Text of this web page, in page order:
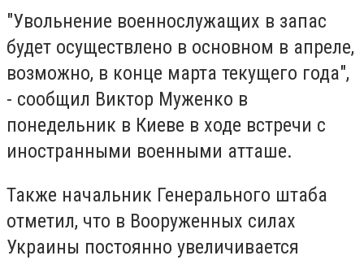
"Увольнение военнослужащих в запас
будет осуществлено в основном в апреле,
возможно, в конце марта текущего года",
- сообщил Виктор Муженко в
понедельник в Киеве в ходе встречи с
иностранными военными атташе.
Также начальник Генерального штаба
отметил, что в Вооруженных силах
Украины постоянно увеличивается